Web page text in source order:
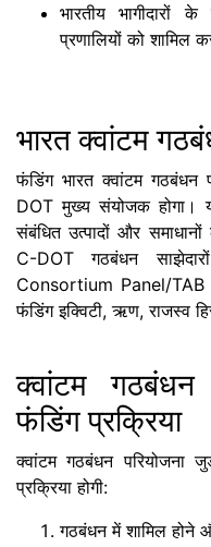
भारतीय भागीदारों
प्रणालियों को शामिल
भारत क्वांटम
फंडिंग भारत क्वांटम
DOT मुख्य संयोजक होगा।
संबंधित उत्पादों और
C-DOT गठबंधन
Consortium Panel/TAB
फंडिंग इक्विटी, ऋण, राजस्व
क्वांटम गठबंधन
फंडिंग प्रक्रिया
क्वांटम गठबंधन परियोजना
प्रक्रिया होगी:
गठबंधन में शामिल होने